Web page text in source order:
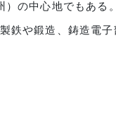
の中心地でもある
鉄や鍛造、鋳造電子